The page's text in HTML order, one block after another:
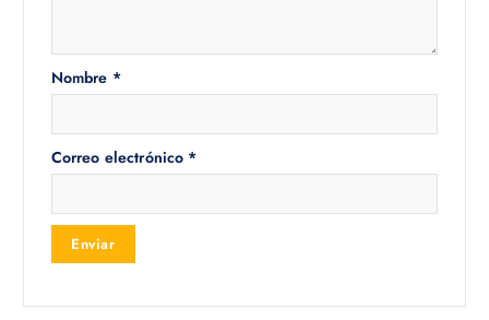
Nombre *
Correo electrónico *